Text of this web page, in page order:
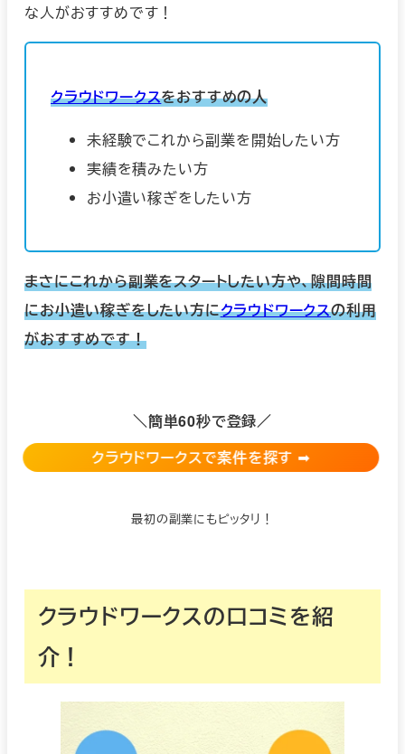
な人がおすすめです！
クラウドワークスをおすすめの人
未経験でこれから副業を開始したい方
実績を積みたい方
お小遣い稼ぎをしたい方
まさにこれから副業をスタートしたい方や、隙間時間
にお小遣い稼ぎをしたい方にクラウドワークスの利用
がおすすめです！
＼簡単60秒で登録／
クラウドワークスで案件を探す ➡︎
最初の副業にもピッタリ！
クラウドワークスの口コミを紹
介！